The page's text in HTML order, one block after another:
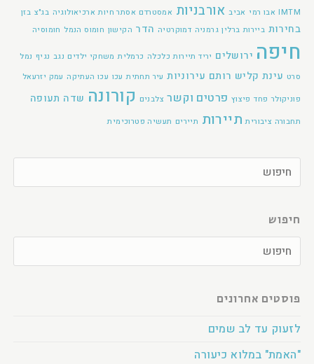
IMTM אבו רמי אביב אורבניות אמסטרדם אסתר חיות ארכיאולוגיה בג"צ בזן
בחירות ביירות ברלין גרמניה דמוקרטיה הדר הקישון חומוס הנמל חומוסיה
חיפה ירושלים יריד תיירות כלכלה כרמלית משחקי ילדים נגב נגיף נמל
סרט עינת קליש רותם עירוניות עיר תחתית עכו עכו העתיקה עמק יזרעאל
פוניקולר פחד פיצוץ פרטים וקשר צלבנים קורונה שדה תעופה
תחבורה ציבורית תיירות תיירים תעשיה פטרוכימית
חיפוש
פוסטים אחרונים
לזעוק עד לב שמים
"האמת" במלוא כיעורה